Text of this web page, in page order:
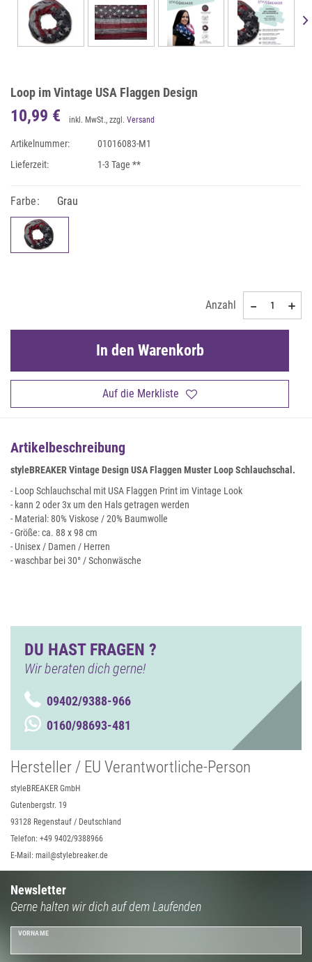
Loop im Vintage USA Flaggen Design
10,99 € inkl. MwSt., zzgl. Versand
Artikelnummer:
01016083-M1
Lieferzeit:
1-3 Tage **
Farbe: Grau
Anzahl
Auf die Merkliste
In den Warenkorb
Artikelbeschreibung
styleBREAKER Vintage Design USA Flaggen Muster Loop Schlauchschal.
- Loop Schlauchschal mit USA Flaggen Print im Vintage Look
- kann 2 oder 3x um den Hals getragen werden
- Material: 80% Viskose / 20% Baumwolle
- Größe: ca. 88 x 98 cm
- Unisex / Damen / Herren
- waschbar bei 30° / Schonwäsche
DU HAST FRAGEN ?
Wir beraten dich gerne!
09402/9388-966
0160/98693-481
Hersteller / EU Verantwortliche-Person
styleBREAKER GmbH
Gutenbergstr. 19
93128 Regenstauf / Deutschland
Telefon: +49 9402/9388966
E-Mail: mail@stylebreaker.de
Newsletter
Gerne halten wir dich auf dem Laufenden
VORNAME